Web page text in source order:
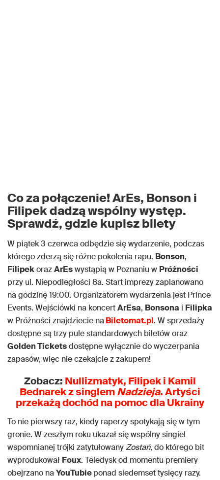
Co za połączenie! ArEs, Bonson i
Filipek dadzą wspólny występ.
Sprawdź, gdzie kupisz bilety
W piątek 3 czerwca odbędzie się wydarzenie, podczas
którego zderzą się różne pokolenia rapu. Bonson,
FilipekorazArEswystąpią w Poznaniu w Próżności
przy ul. Niepodległości 8a. Start imprezy zaplanowano
na godzinę 19:00. Organizatorem wydarzenia jest Prince
Events. Wejściówki na koncertArEsa, Bonsona i Filipka
w Próżności znajdziecie naBiletomat.pl. W sprzedaży
dostępne są trzy pule standardowych biletów oraz
Golden Ticketsdostępne wyłącznie do wyczerpania
zapasów, więc nie czekajcie z zakupem!
Zobacz: Nullizmatyk, Filipek i Kamil
Bednarek z singlemNadzieja. Artyści
przekażą dochód na pomoc dla Ukrainy
To nie pierwszy raz, kiedy raperzy spotykają się w tym
gronie. W zeszłym roku ukazał się wspólny singiel
wspomnianej trójki zatytułowanyZostań, do którego bit
wyprodukował Foux. Teledysk od momentu premiery
obejrzano naYouTubieponad siedemset tysięcy razy.